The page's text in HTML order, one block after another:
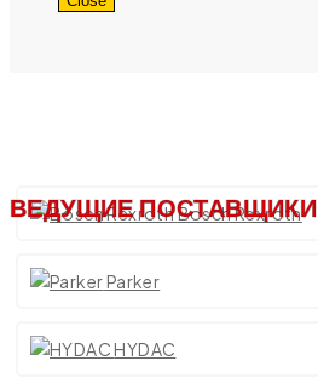
ВЕДУЩИЕ ПОСТАВЩИКИ
Bosch Rexroth
Parker
HYDAC